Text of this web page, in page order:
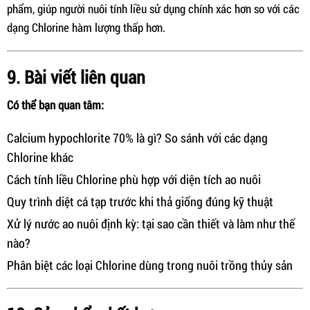
phẩm, giúp người nuôi tính liều sử dụng chính xác hơn so với các
dạng Chlorine hàm lượng thấp hơn.
9. Bài viết liên quan
Có thể bạn quan tâm:
Calcium hypochlorite 70% là gì? So sánh với các dạng
Chlorine khác
Cách tính liều Chlorine phù hợp với diện tích ao nuôi
Quy trình diệt cá tạp trước khi thả giống đúng kỹ thuật
Xử lý nước ao nuôi định kỳ: tại sao cần thiết và làm như thế
nào?
Phân biệt các loại Chlorine dùng trong nuôi trồng thủy sản